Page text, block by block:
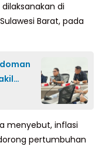
dilaksanakan di
Barat, pada
menyebut, inflasi
pertumbuhan